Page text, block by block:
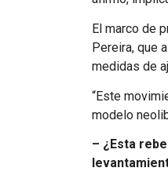
El marco de
Pereira, que
medidas de
“Este
modelo
– ¿Esta